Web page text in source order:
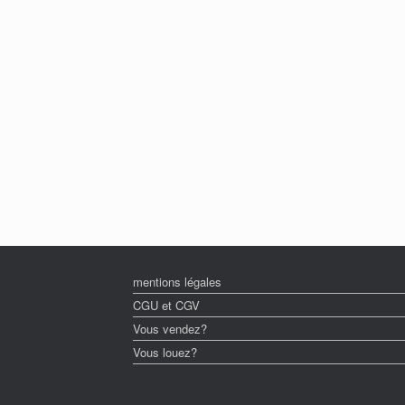
mentions légales
CGU et CGV
Vous vendez?
Vous louez?